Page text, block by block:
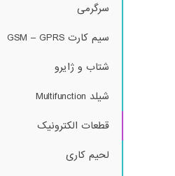
سرگرمی
سیم کارت GSM – GPRS
شتاب و ژایرو
شیلد Multifunction
قطعات الکترونیک
لحیم کاری